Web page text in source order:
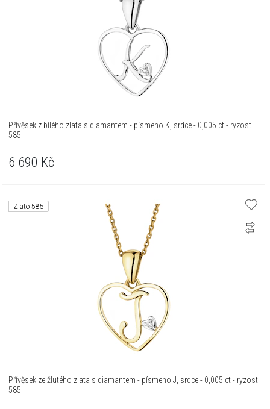
Přívěsek z bílého zlata s diamantem - písmeno K, srdce - 0,005 ct - ryzost
585
6 690 Kč
Zlato 585
Přívěsek ze žlutého zlata s diamantem - písmeno J, srdce - 0,005 ct - ryzost
585